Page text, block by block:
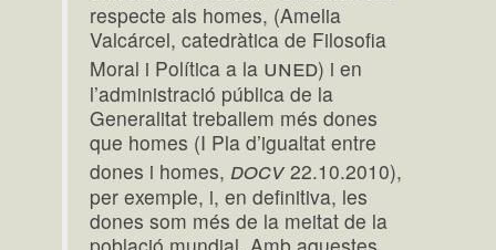
respecte als homes, (Amelia
Valcárcel, catedràtica de Filosofia
Moral i Política a la uned) i en
l’administració pública de la
Generalitat treballem més dones
que homes (I Pla d’igualtat entre
dones i homes, docv 22.10.2010),
per exemple, i, en definitiva, les
dones som més de la meitat de la